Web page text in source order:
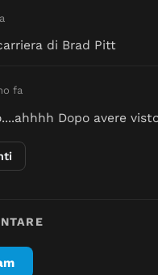
di Brad Pitt
fa
Dopo avere